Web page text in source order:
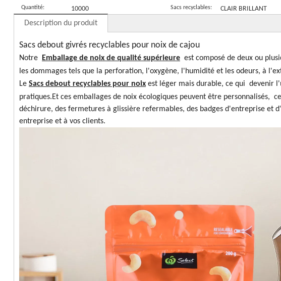
Quantité: 10000 Sacs recyclables: CLAIR BRILLANT
Description du produit
Sacs debout givrés recyclables pour noix de cajou
Notre Emballage de noix de qualité supérieure est composé de deux ou
les dommages tels que la perforation, l'oxygène, l'humidité et les odeurs, à
Le Sacs debout recyclables pour noix est léger mais durable, ce qui devenir
pratiques.Et ces emballages de noix écologiques peuvent être personnalisés,
déchirure, des fermetures à glissière refermables, des badges d'entreprise et
entreprise et à vos clients.